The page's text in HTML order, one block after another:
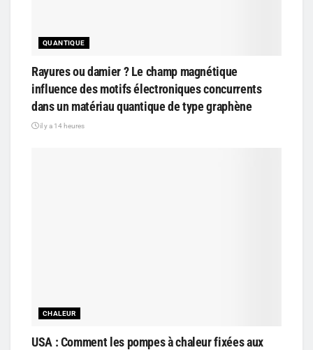
QUANTIQUE
Rayures ou damier ? Le champ magnétique
influence des motifs électroniques concurrents
dans un matériau quantique de type graphène
il y a 14 heures
CHALEUR
USA : Comment les pompes à chaleur fixées aux